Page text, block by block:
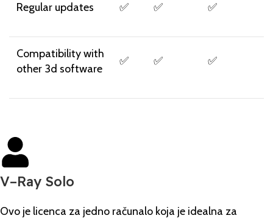
Regular updates ✅ ✅ ✅
Compatibility with
other 3d software
✅ ✅ ✅
V–Ray Solo
Ovo je licenca za jedno računalo koja je idealna za